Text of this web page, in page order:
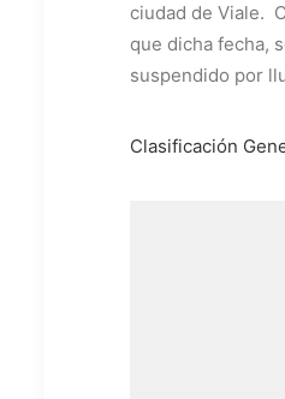
ciudad de Viale.
que dicha fecha,
suspendido por
Clasificación